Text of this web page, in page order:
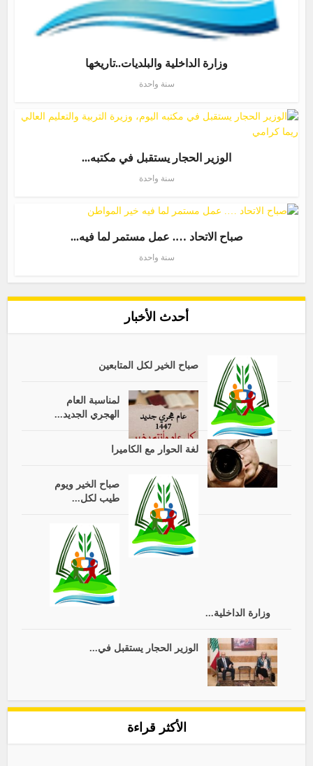
وزارة الداخلية والبلديات..تاريخها
سنة واحدة
الوزير الحجار يستقبل في مكتبه...
سنة واحدة
صباح الاتحاد …. عمل مستمر لما فيه...
سنة واحدة
أحدث الأخبار
صباح الخير لكل المتابعين
لمناسبة العام
الهجري الجديد...
لغة الحوار مع الكاميرا
صباح الخير ويوم
طيب لكل...
وزارة الداخلية...
الوزير الحجار يستقبل في...
الأكثر قراءة